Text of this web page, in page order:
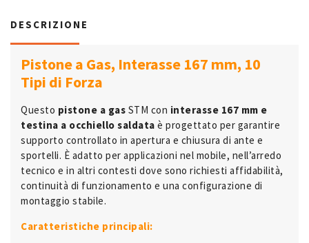
DESCRIZIONE
Pistone a Gas, Interasse 167 mm, 10
Tipi di Forza
Questo pistone a gas STM con interasse 167 mm e
testina a occhiello saldata è progettato per garantire
supporto controllato in apertura e chiusura di ante e
sportelli. È adatto per applicazioni nel mobile, nell’arredo
tecnico e in altri contesti dove sono richiesti affidabilità,
continuità di funzionamento e una configurazione di
montaggio stabile.
Caratteristiche principali: